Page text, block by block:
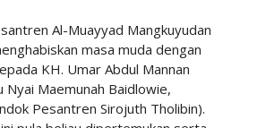
Al-Muayyad Mangkuyudan
masa muda dengan
KH. Umar Abdul Mannan
Nyai Maemunah Baidlowie,
Pesantren Sirojuth Tholibin).